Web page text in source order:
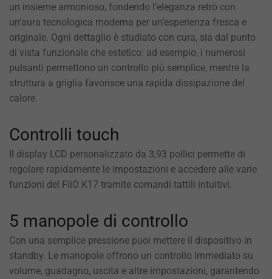
un insieme armonioso, fondendo l’eleganza retrò con
un’aura tecnologica moderna per un’esperienza fresca e
originale. Ogni dettaglio è studiato con cura, sia dal punto
di vista funzionale che estetico: ad esempio, i numerosi
pulsanti permettono un controllo più semplice, mentre la
struttura a griglia favorisce una rapida dissipazione del
calore.
Controlli touch
Il display LCD personalizzato da 3,93 pollici permette di
regolare rapidamente le impostazioni e accedere alle varie
funzioni del FiiO K17 tramite comandi tattili intuitivi.
5 manopole di controllo
Con una semplice pressione puoi mettere il dispositivo in
standby. Le manopole offrono un controllo immediato su
volume, guadagno, uscita e altre impostazioni, garantendo